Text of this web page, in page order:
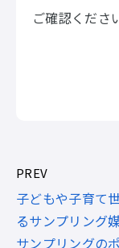
ご確認くださ
PREV
子どもや子育て
るサンプリング
サンプリングの